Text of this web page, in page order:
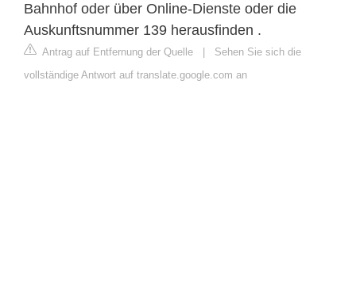
Bahnhof oder über Online-Dienste oder die
Auskunftsnummer 139 herausfinden .
Antrag auf Entfernung der Quelle
Sehen Sie sich die
vollständige Antwort auf translate.google.com an